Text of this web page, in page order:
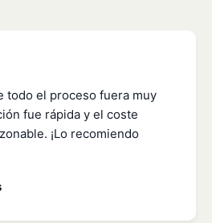
todo el proceso fuera muy
fue rápida y el coste
¡Lo recomiendo